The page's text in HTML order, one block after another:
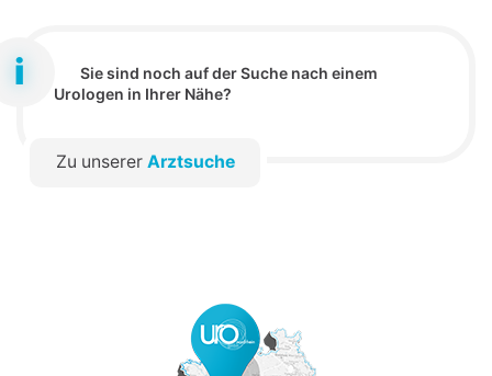
Sie sind noch auf der Suche nach einem
Urologen in Ihrer Nähe?
Zu unserer Arztsuche